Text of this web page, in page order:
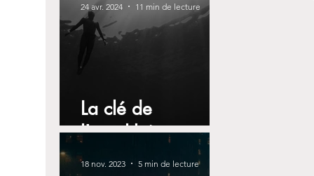
La clé de
l'autolibération
24 avr. 2024 11 min de lecture
18 nov. 2023 5 min de lecture